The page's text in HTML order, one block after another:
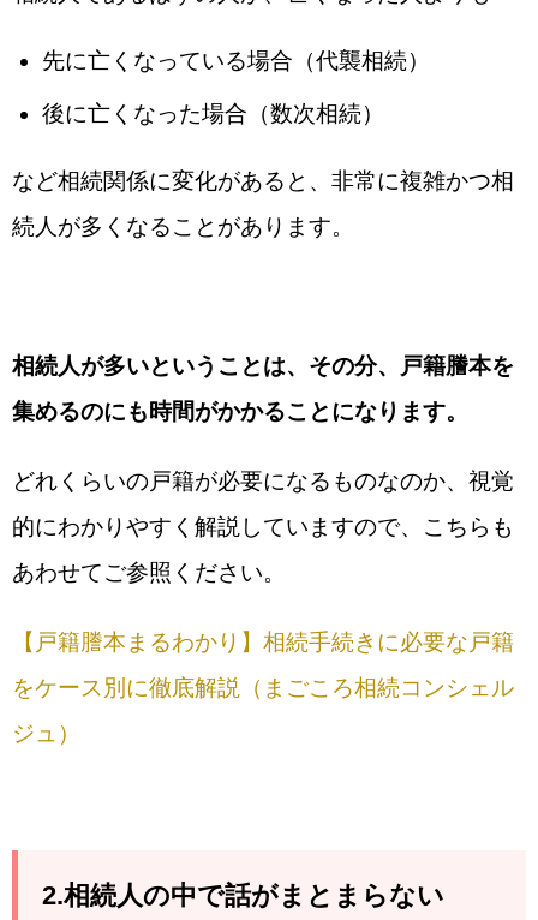
先に亡くなっている場合（代襲相続）
後に亡くなった場合（数次相続）
など相続関係に変化があると、非常に複雑かつ相
続人が多くなることがあります。
相続人が多いということは、その分、戸籍謄本を
集めるのにも時間がかかることになります。
どれくらいの戸籍が必要になるものなのか、視覚
的にわかりやすく解説していますので、こちらも
あわせてご参照ください。
【戸籍謄本まるわかり】相続手続きに必要な戸籍
をケース別に徹底解説（まごころ相続コンシェル
ジュ）
2.相続人の中で話がまとまらない